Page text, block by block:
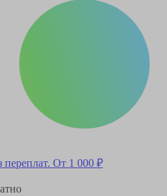
переплат. От 1 000 ₽